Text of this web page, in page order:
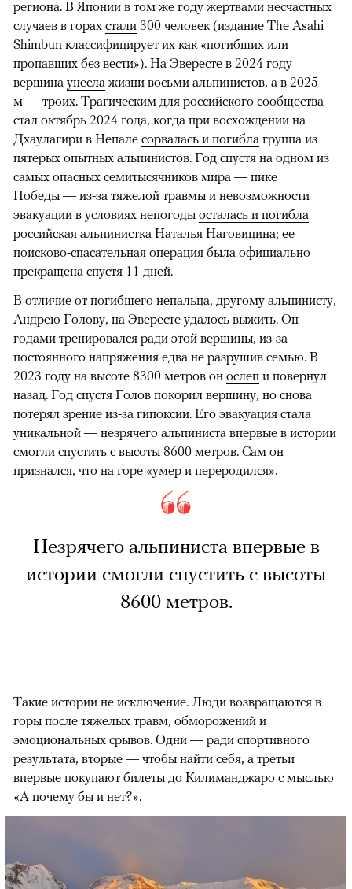
региона. В Японии в том же году жертвами несчастных
случаев в горах стали 300 человек (издание The Asahi
Shimbun классифицирует их как «погибших или
пропавших без вести»). На Эвересте в 2024 году
вершина унесла жизни восьми альпинистов, а в 2025-
м — троих. Трагическим для российского сообщества
стал октябрь 2024 года, когда при восхождении на
Дхаулагири в Непале сорвалась и погибла группа из
пятерых опытных альпинистов. Год спустя на одном из
самых опасных семитысячников мира — пике
Победы — из-за тяжелой травмы и невозможности
эвакуации в условиях непогоды осталась и погибла
российская альпинистка Наталья Наговицина; ее
поисково-спасательная операция была официально
прекращена спустя 11 дней.
В отличие от погибшего непальца, другому альпинисту,
Андрею Голову, на Эвересте удалось выжить. Он
годами тренировался ради этой вершины, из-за
постоянного напряжения едва не разрушив семью. В
2023 году на высоте 8300 метров он ослеп и повернул
назад. Год спустя Голов покорил вершину, но снова
потерял зрение из-за гипоксии. Его эвакуация стала
уникальной — незрячего альпиниста впервые в истории
смогли спустить с высоты 8600 метров. Сам он
признался, что на горе «умер и переродился».
Незрячего альпиниста впервые в
истории смогли спустить с высоты
8600 метров.
Такие истории не исключение. Люди возвращаются в
горы после тяжелых травм, обморожений и
эмоциональных срывов. Одни — ради спортивного
результата, вторые — чтобы найти себя, а третьи
впервые покупают билеты до Килиманджаро с мыслью
«А почему бы и нет?».